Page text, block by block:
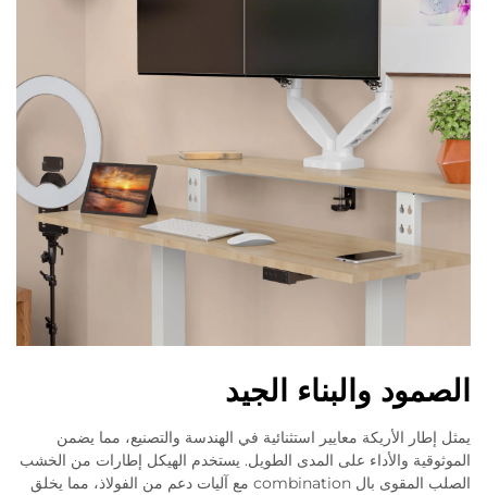
الصمود والبناء الجيد
يمثل إطار الأريكة معايير استثنائية في الهندسة والتصنيع، مما يضمن
الموثوقية والأداء على المدى الطويل. يستخدم الهيكل إطارات من الخشب
الصلب المقوى بال combination مع آليات دعم من الفولاذ، مما يخلق